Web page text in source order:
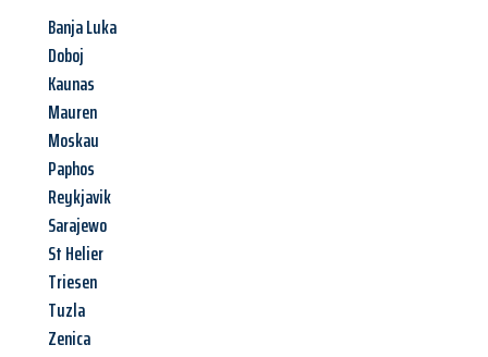
Banja Luka
Doboj
Kaunas
Mauren
Moskau
Paphos
Reykjavik
Sarajewo
St Helier
Triesen
Tuzla
Zenica